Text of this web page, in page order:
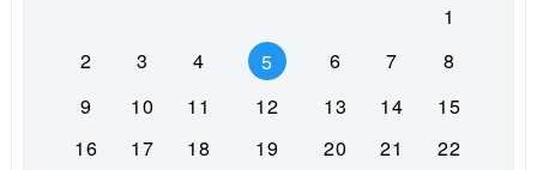
1
2
3 4 5 6 7
8
9
10 11 12 13 14
15
16
17 18 19 20 21
22